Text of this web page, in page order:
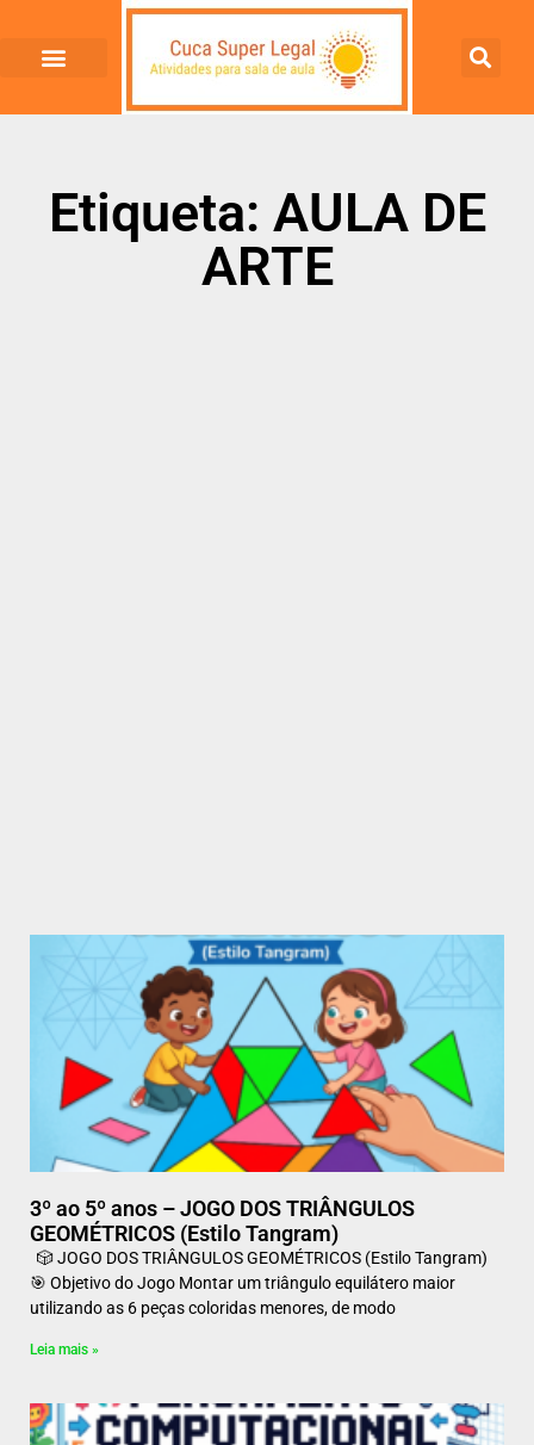
Etiqueta: AULA DE
ARTE
3º ao 5º anos – JOGO DOS TRIÂNGULOS
GEOMÉTRICOS (Estilo Tangram)
🎲 JOGO DOS TRIÂNGULOS GEOMÉTRICOS (Estilo Tangram)
🎯 Objetivo do Jogo Montar um triângulo equilátero maior
utilizando as 6 peças coloridas menores, de modo
Leia mais »